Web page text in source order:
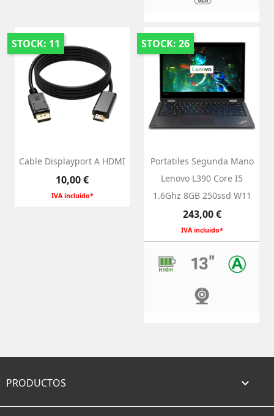
STOCK: 11
Cable Displayport A HDMI
Precio
10,00 €
IVA incluido*
STOCK: 26
Portatiles Segunda Mano
Lenovo L390 Core I5
1.6Ghz 8GB 250ssd W11
Precio
243,00 €
IVA incluido*
PRODUCTOS 